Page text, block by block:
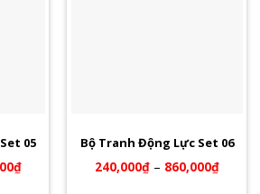
05
₫
Bộ Tranh Động Lực Set 06
240,000₫– 860,000₫